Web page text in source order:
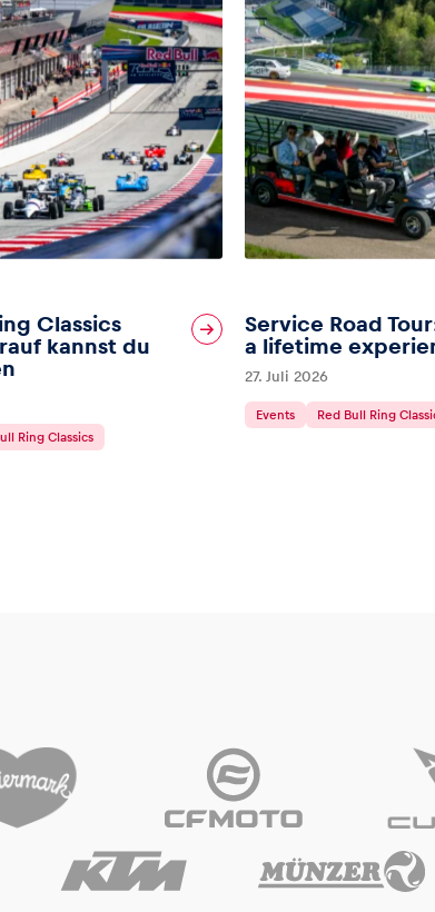
Classics
kannst du
Ring Classics
Service Road
a lifetime
27. Juli 2026
Events Red Bull Ring